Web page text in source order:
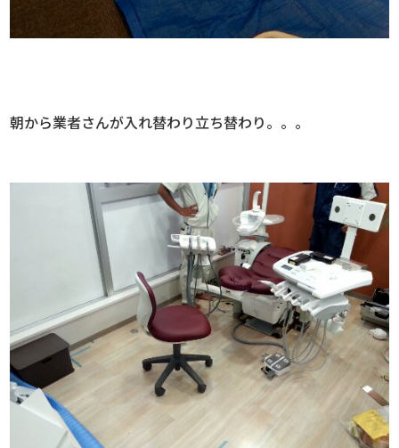
朝から業者さんが入れ替わり立ち替わり。。。